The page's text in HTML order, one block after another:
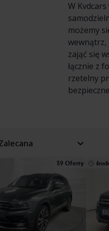
W
możemy
wewnątrz,
zająć się
łącznie z
rzetelny
39 Oferty